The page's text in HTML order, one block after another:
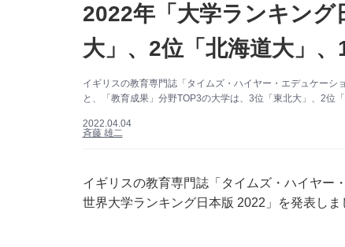
2022年「大学ランキング
大」、2位「北海道大」、
イギリスの教育専門誌「タイムズ・ハイヤー・エデュケー
と、「教育成果」分野TOP3の大学は、3位「東北大」、2位
2022.04.04
斉藤 雄二
イギリスの教育専門誌「タイムズ・ハイヤー
世界大学ランキング日本版 2022」を発表しま